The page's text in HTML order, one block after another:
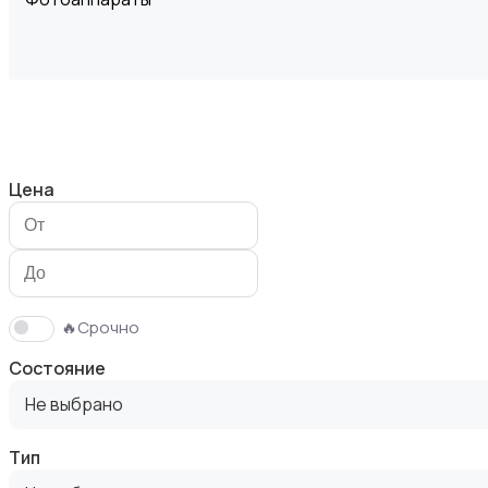
Видеонаблюдение
Цена
🔥Срочно
Состояние
Не выбрано
Тип